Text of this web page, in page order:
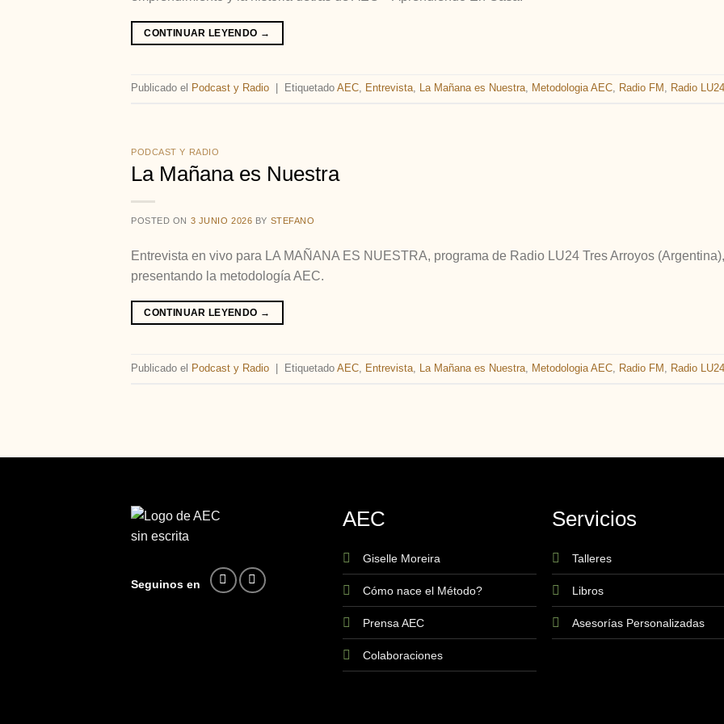
CONTINUAR LEYENDO →
Publicado el Podcast y Radio Etiquetado AEC, Entrevista, La Mañana es Nuestra, Metodologia AEC, Radio FM , Radio LU24
PODCAST Y RADIO
La Mañana es Nuestra
POSTED ON 3 JUNIO 2026 BY STEFANO
Entrevista en vivo para LA MAÑANA ES NUESTRA, programa de Radio LU24 Tres Arroyos (Argentina),
presentando la metodología AEC.
CONTINUAR LEYENDO →
Publicado el Podcast y Radio Etiquetado AEC Entrevista La Mañana es Nuestra Metodologia AEC Radio FM Radio LU24
Seguinos en
AEC
Giselle Moreira
Cómo nace el Método?
Prensa AEC
Colaboraciones
Servicios
Talleres
Libros
Asesorías Personalizadas